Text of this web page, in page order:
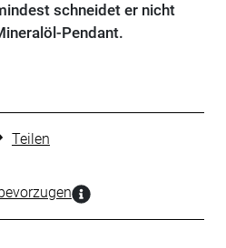
schneidet er nicht
Pendant.
Teilen